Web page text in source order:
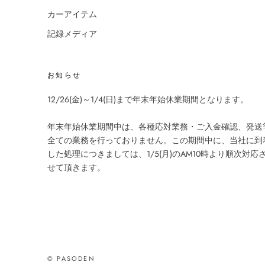
カーアイテム
記録メディア
お知らせ
12/26(金)～1/4(日)まで年末年始休業期間となります。
年末年始休業期間中は、各種応対業務・ご入金確認、発送
全ての業務を行っておりません。この期間中に、当社に到
した処理につきましては、1/5(月)のAM10時より順次対応さ
せて頂きます。
© PASODEN